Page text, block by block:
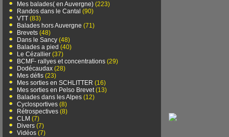
Mes balades( en Auvergne) (223)
Randos dans le Cantal (90)
VTT (83)
Balades hors Auvergne (71)
Brevets (48)
Dans le Sancy (48)
Balades a pied (40)
Le Cézallier (37)
BCMF- rallyes et concentrations (29)
Dodécaudax (28)
Mes défis (23)
Mes sorties en SCHLITTER (16)
Mes sorties en Pelso Brevet(13)
Balades dans les Alpes (12)
Cyclosportives (8)
Rétrospectives (8)
CLM (7)
Divers (7)
Vidéos (7)